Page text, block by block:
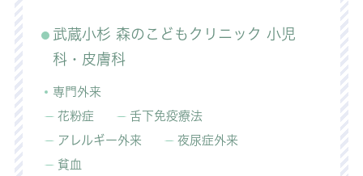
武蔵小杉 森のこどもクリニック 小児
科・皮膚科
専門外来
花粉症
舌下免疫療法
アレルギー外来
夜尿症外来
貧血